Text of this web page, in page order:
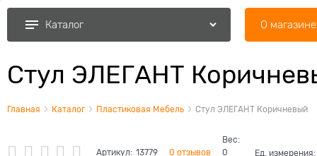
Каталог О магазине
Стул ЭЛЕГАНТ
Главная Каталог Пластиковая Мебель Стул ЭЛЕГАНТ Коричневый
Артикул: 13779 0 отзывов
Вес:
0
Ед. измерения: